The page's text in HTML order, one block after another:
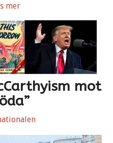
mer
mot